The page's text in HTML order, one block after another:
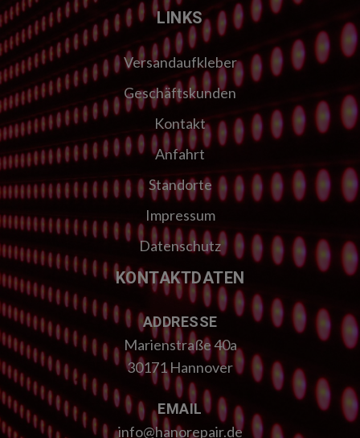
LINKS
Versandaufkleber
Geschäftskunden
Kontakt
Anfahrt
Standorte
Impressum
Datenschutz
KONTAKTDATEN
ADDRESSE
Marienstraße 40a
30171 Hannover
EMAIL
info@hanorepair.de